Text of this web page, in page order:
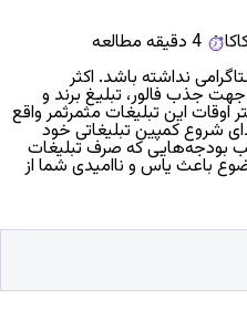
4 دقیقه مطالعه
نداشته باشد. اکثر
جذب فالور، تبلیغ برند و
اوقات این تبلیغات مثمرثمر واقع
شروع کمپین تبلیغاتی خود
بودجه‌هایی که صرف تبلیغات
باعث یاس و ناامیدی شما از